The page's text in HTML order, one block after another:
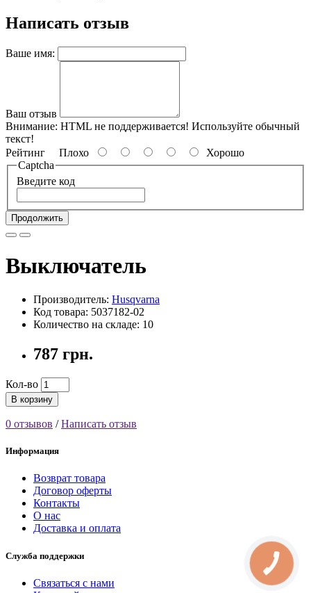
Написать отзыв
Ваше имя:
Ваш отзыв
Внимание: HTML не поддерживается! Используйте обычный
текст!
Рейтинг Плохо
Хорошо
Captcha
Введите код
Продолжить
Выключатель
Производитель: Husqvarna
Код товара: 5037182-02
Количество на складе: 10
787 грн.
Кол-во
В корзину
0 отзывов /Написать отзыв
Информация
Возврат товара
Договор оферты
Контакты
О нас
Доставка и оплата
Служба поддержки
Связаться с нами